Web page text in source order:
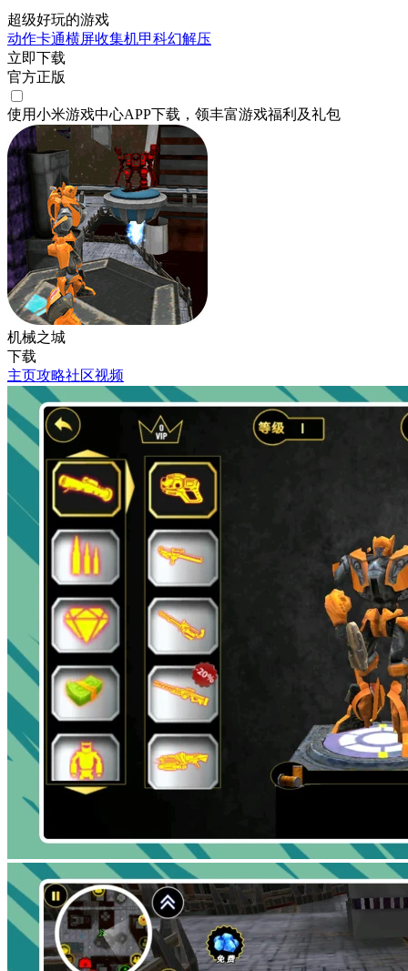
超级好玩的游戏
动作卡通横屏收集机甲科幻解压
立即下载
官方正版
使用小米游戏中心APP下载 ，领丰富游戏福利 及礼包
机械之城
下载
主页攻略社区视频